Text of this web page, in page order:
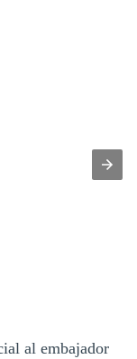
al embajador